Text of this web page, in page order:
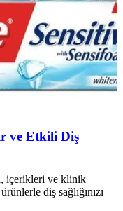
ve Etkili Diş
içerikleri ve klinik
diş sağlığınızı